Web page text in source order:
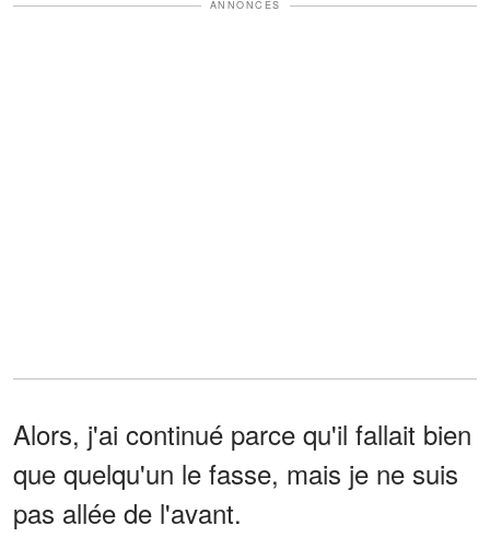
ANNONCES
Alors, j'ai continué parce qu'il fallait bien
que quelqu'un le fasse, mais je ne suis
pas allée de l'avant.